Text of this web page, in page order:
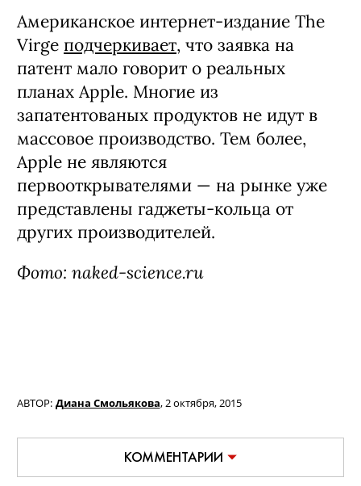
Американское интернет-издание The
Virge подчеркивает, что заявка на
патент мало говорит о реальных
планах Apple. Многие из
запатентованых продуктов не идут в
массовое производство. Тем более,
Apple не являются
первооткрывателями — на рынке уже
представлены гаджеты-кольца от
других производителей.
Фото: naked-science.ru
АВТОР: Диана Смольякова,2 октября, 2015
КОММЕНТАРИИ